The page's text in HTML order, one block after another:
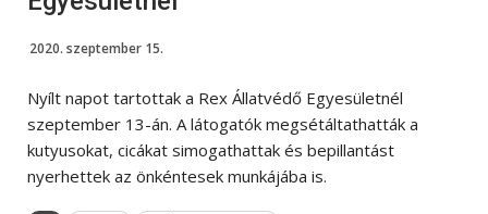
2020. szeptember 15.
Nyílt napot tartottak a Rex Állatvédő Egyesületnél
szeptember 13-án. A látogatók megsétáltathatták a
kutyusokat, cicákat simogathattak és bepillantást
nyerhettek az önkéntesek munkájába is.